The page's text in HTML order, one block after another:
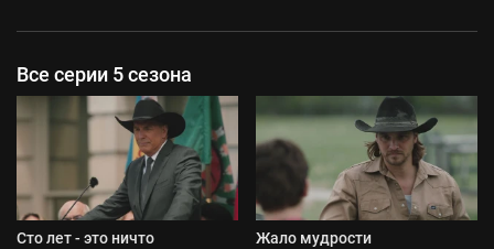
Все серии 5 сезона
Сто лет - это ничто Жало мудрости